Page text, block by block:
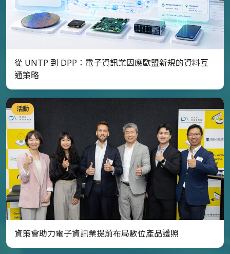
從 UNTP 到 DPP：電子資訊業因應歐盟新規的資料互
通策略
活動
資策會助力電子資訊業提前布局數位產品護照